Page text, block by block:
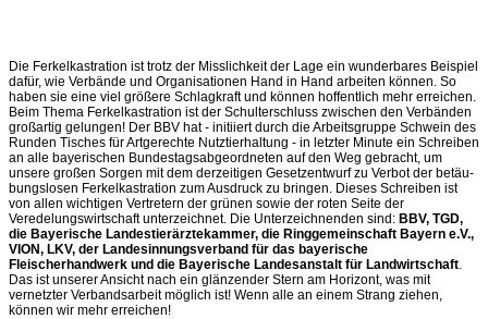
Die Ferkelkastration ist trotz der Misslichkeit der Lage ein wunderbares Beispiel
dafür, wie Verbände und Organisationen Hand in Hand arbeiten können. So
haben sie eine viel größere Schlagkraft und können hoffentlich mehr erreichen.
Beim Thema Ferkelkastra­tion ist der Schulterschluss zwischen den Verbänden
großartig gelungen! Der BBV hat - initiiert durch die Arbeitsgruppe Schwein des
Runden Tisches für Artgerechte Nutztierhaltung - in letzter Minute ein Schreiben
an alle bayerischen Bundestagsabgeordneten auf den Weg gebracht, um
unsere großen Sorgen mit dem derzeitigen Gesetzentwurf zu Verbot der betäu­
bungslosen Ferkelkastration zum Ausdruck zu bringen. Dieses Schreiben ist
von allen wichtigen Vertretern der grünen sowie der roten Seite der
Veredelungswirtschaft unter­zeichnet. Die Unterzeichnenden sind: BBV, TGD,
die Bayerische Landestierärztekammer, die Ringgemeinschaft Bayern e.V.,
VION, LKV, der Landesinnungsverband für das bayerische
Fleischerhandwerk und die Bayerische Landesanstalt für Landwirtschaft
Das ist unserer Ansicht nach ein glänzender Stern am Horizont, was mit
vernetzter Verbandsarbeit möglich ist! Wenn alle an einem Strang ziehen,
können wir mehr erreichen!